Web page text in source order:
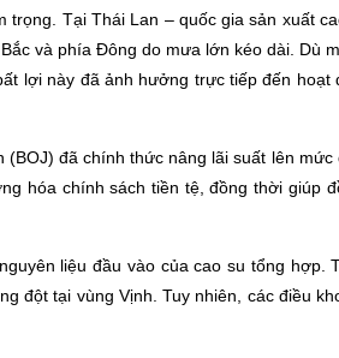
Tại Thái Lan – quốc gia sản xuất
và phía Đông do mưa lớn kéo dài. Dù
lợi này đã ảnh hưởng trực tiếp đến hoạt
đã chính thức nâng lãi suất lên mức
hóa chính sách tiền tệ, đồng thời giúp
liệu đầu vào của cao su tổng hợp.
đột tại vùng Vịnh. Tuy nhiên, các điều